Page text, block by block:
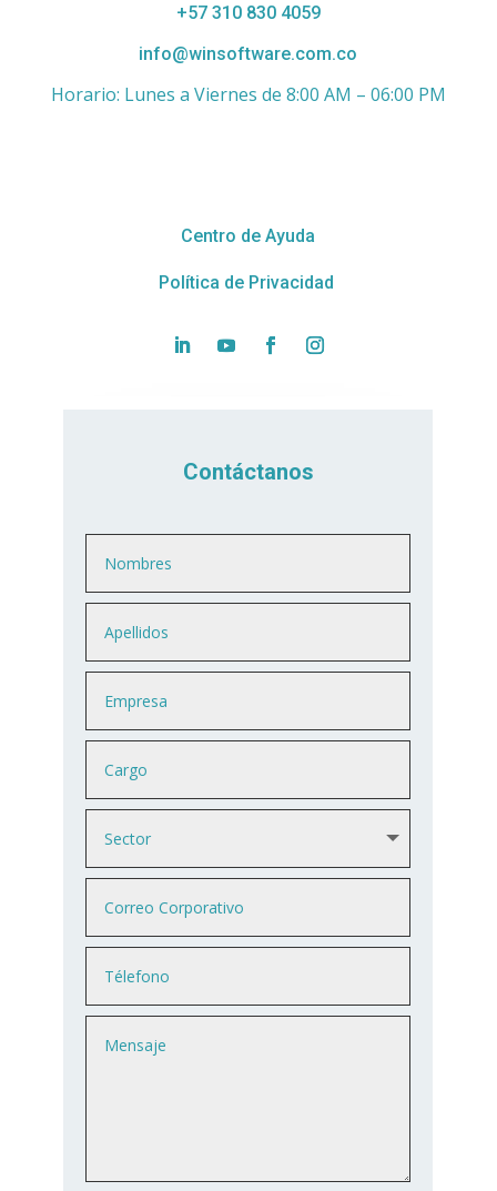
+57 310 830 4059
info@winsoftware.com.co
Horario: Lunes a Viernes de 8:00 AM – 06:00 PM
Centro de Ayuda
Política de Privacidad
Contáctanos